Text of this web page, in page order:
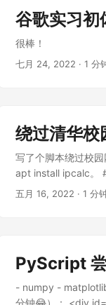
谷歌实习初
很棒！
七月 24, 2022 · 1 分
绕过清华校
写了个脚本绕过校
apt install ipcalc。
GATE=$(ip route
五月 16, 2022 · 1 分
PyScript
- numpy -
分钟😂）： <div